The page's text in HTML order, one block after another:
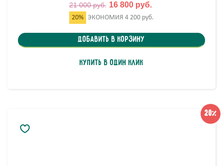
21 000 руб. 16 800 руб.
20% ЭКОНОМИЯ 4 200 руб.
Добавить в корзину
Купить в один клик
20%